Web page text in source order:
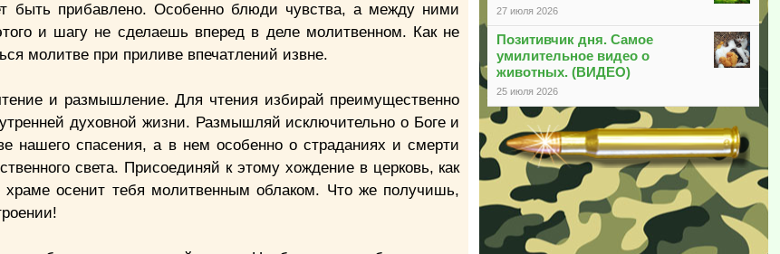
27 июля 2026
Позитивчик дня. Самое
умилительное видео о
животных. (ВИДЕО)
25 июля 2026
быть прибавлено. Особенно блюди чувства, а между ними
и шагу не сделаешь вперед в деле молитвенном. Как не
молитве при приливе впечатлений извне.
и размышление. Для чтения избирай преимущественно
духовной жизни. Размышляй исключительно о Боге и
нашего спасения, а в нем особенно о страданиях и смерти
света. Присоединяй к этому хождение в церковь, как
осенит тебя молитвенным облаком. Что же получишь,